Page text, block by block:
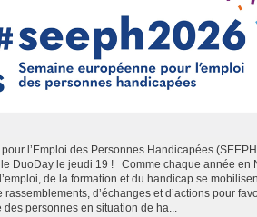
l’Emploi des Personnes Handicapées
DuoDay le jeudi 19 ! Comme chaque année en
de la formation et du handicap se
d’échanges et d’actions pour
des personnes en situation de ha...